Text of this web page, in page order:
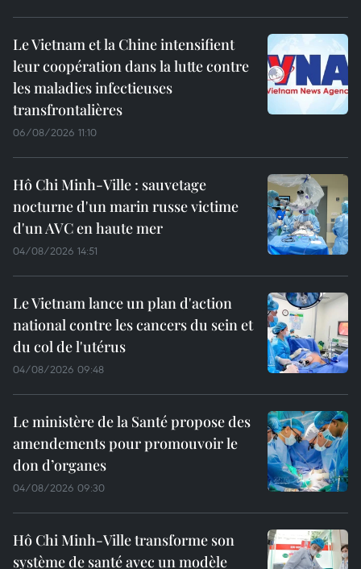
Le Vietnam et la Chine intensifient
leur coopération dans la lutte contre
les maladies infectieuses
transfrontalières
06/08/2026 11:10
Hô Chi Minh-Ville : sauvetage
nocturne d'un marin russe victime
d'un AVC en haute mer
04/08/2026 14:51
Le Vietnam lance un plan d'action
national contre les cancers du sein et
du col de l'utérus
04/08/2026 09:48
Le ministère de la Santé propose des
amendements pour promouvoir le
don d’organes
04/08/2026 09:30
Hô Chi Minh-Ville transforme son
système de santé avec un modèle